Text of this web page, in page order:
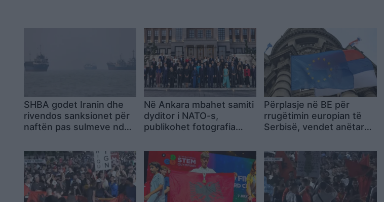
SHBA godet Iranin dhe
rivendos sanksionet për
naftën pas sulmeve ndaj
Në Ankara mbahet samiti
dyditor i NATO-s,
publikohet fotografia
vendeve anëtare
Përplasje në BE për
rrugëtimin europian të
Serbisë, vendet anëtare
Kapitullit 3